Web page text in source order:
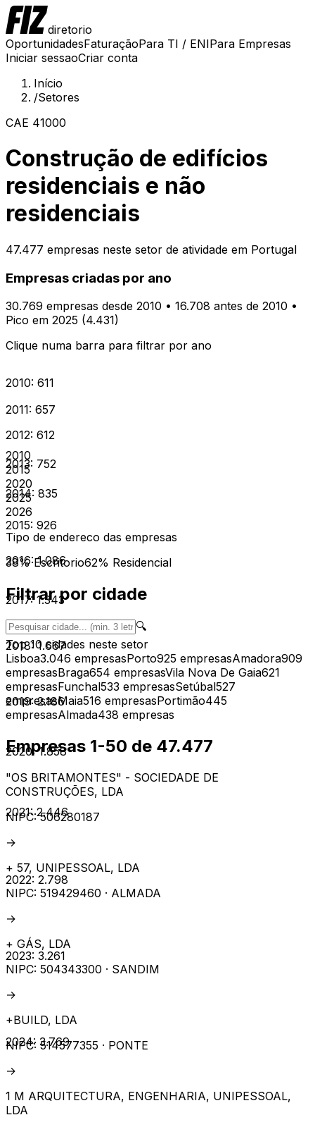
diretorio
OportunidadesFaturaçãoPara TI / ENIPara Empresas
Iniciar sessaoCriar conta
Início
/Setores
CAE 41000
Construção de edifícios
residenciais e não
residenciais
47.477 empresas neste setor de atividade em Portugal
Empresas criadas por ano
30.769 empresas desde 2010 • 16.708 antes de 2010 •
Pico em 2025 (4.431)
Clique numa barra para filtrar por ano
2010: 611
2011: 657
2012: 612
2013: 752
2014: 835
2015: 926
2016:1.086
2017:1.343
2018:1.667
2019:2.186
2020:1.858
2021:2.446
2022: 2.798
2023: 3.261
2024: 3.769
2010
2015
2020
2025
2026
Tipo de endereco das empresas
38% Escritorio62% Residencial
Filtrar por cidade
🔍
Top 10 cidades neste setor
Lisboa3.046 empresasPorto925 empresasAmadora909
empresasBraga654 empresasVila Nova De Gaia621
empresasFunchal533 empresasSetúbal527
empresasMaia516 empresasPortimão445
empresasAlmada438 empresas
Empresas 1-50 de 47.477
"OS BRITAMONTES" - SOCIEDADE DE
CONSTRUÇÕES, LDA
NIPC:506280187
→
+ 57, UNIPESSOAL, LDA
NIPC: 519429460 · ALMADA
→
+ GÁS, LDA
NIPC: 504343300 · SANDIM
→
+BUILD, LDA
NIPC:514577355 · PONTE
→
1 M ARQUITECTURA, ENGENHARIA, UNIPESSOAL,
LDA